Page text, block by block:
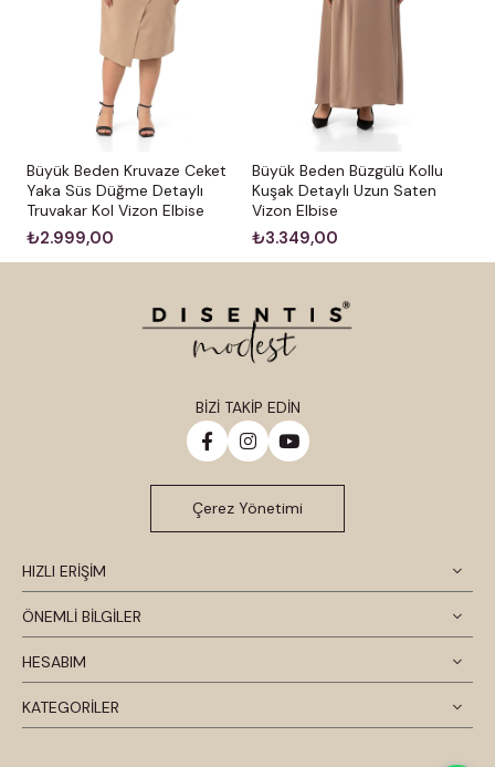
Büyük Beden Kruvaze Ceket
Yaka Süs Düğme Detaylı
Truvakar Kol Vizon Elbise
₺2.999,00
Büyük Beden Büzgülü Kollu
Kuşak Detaylı Uzun Saten
Vizon Elbise
₺3.349,00
HIZLI ERİŞİM
ÖNEMLİ BİLGİLER
HESABIM
KATEGORİLER
BİZİ TAKİP EDİN
Çerez Yönetimi